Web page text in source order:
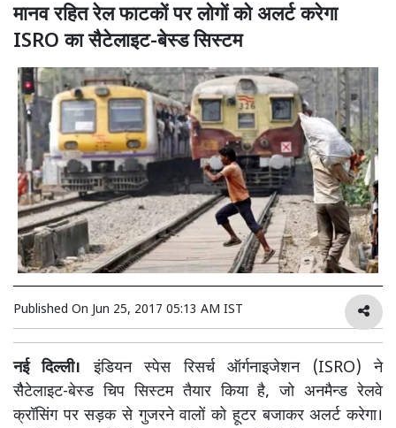
मानव रहित रेल फाटकों पर लोगों को अलर्ट करेगा
ISRO का सैटेलाइट-बेस्ड सिस्टम
Published On Jun 25, 2017 05:13 AM IST
नई दिल्ली। इंडियन स्पेस रिसर्च ऑर्गनाइजेशन (ISRO) ने
सैैटेलाइट-बेस्ड चिप सिस्टम तैयार किया है, जो अनमैन्ड रेलवे
क्रॉसिंग पर सड़क से गुजरने वालों को हूटर बजाकर अलर्ट करेगा।